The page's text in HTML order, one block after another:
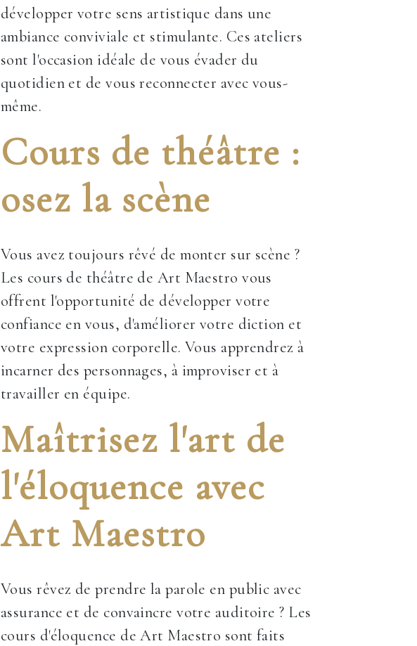
développer votre sens artistique dans une
ambiance conviviale et stimulante. Ces ateliers
sont l'occasion idéale de vous évader du
quotidien et de vous reconnecter avec vous-
même.
Cours de théâtre :
osez la scène
Vous avez toujours rêvé de monter sur scène ?
Les cours de théâtre de Art Maestro vous
offrent l'opportunité de développer votre
confiance en vous, d'améliorer votre diction et
votre expression corporelle. Vous apprendrez à
incarner des personnages, à improviser et à
travailler en équipe.
Maîtrisez l'art de
l'éloquence avec
Art Maestro
Vous rêvez de prendre la parole en public avec
assurance et de convaincre votre auditoire ? Les
cours d'éloquence de Art Maestro sont faits